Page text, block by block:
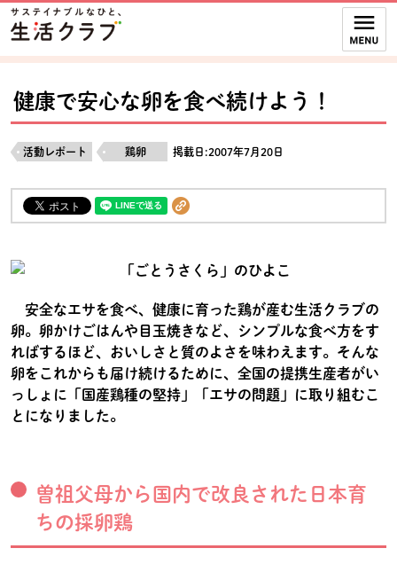
ページの先頭です。
本文へジャンプする。
ここからサイト内共通メニューです。
サイト内共通メニューをスキップする
サイト内共通メニューここまで。
健康で安心な卵を食べ続けよう！
活動レポート 鶏卵 掲載日:2007年7月20日
安全なエサを食べ、健康に育った鶏が産む生活クラブの
卵。卵かけごはんや目玉焼きなど、シンプルな食べ方をす
ればするほど、おいしさと質のよさを味わえます。そんな
卵をこれからも届け続けるために、全国の提携生産者がい
っしょに「国産鶏種の堅持」「エサの問題」に取り組むこ
とになりました。
曽祖父母から国内で改良された日本育
ちの採卵鶏